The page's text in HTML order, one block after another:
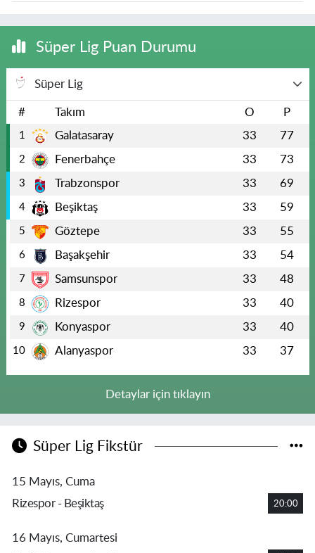
Süper Lig Puan Durumu
Süper Lig
# Takım O P
1 Galatasaray 33 77
2 Fenerbahçe 33 73
3 Trabzonspor 33 69
4 Beşiktaş 33 59
5 Göztepe 33 55
6 Başakşehir 33 54
7 Samsunspor 33 48
8 Rizespor 33 40
9 Konyaspor 33 40
10 Alanyaspor 33 37
Detaylar için tıklayın
Süper Lig Fikstür
15 Mayıs, Cuma
Rizespor - Beşiktaş
20:00
16 Mayıs, Cumartesi